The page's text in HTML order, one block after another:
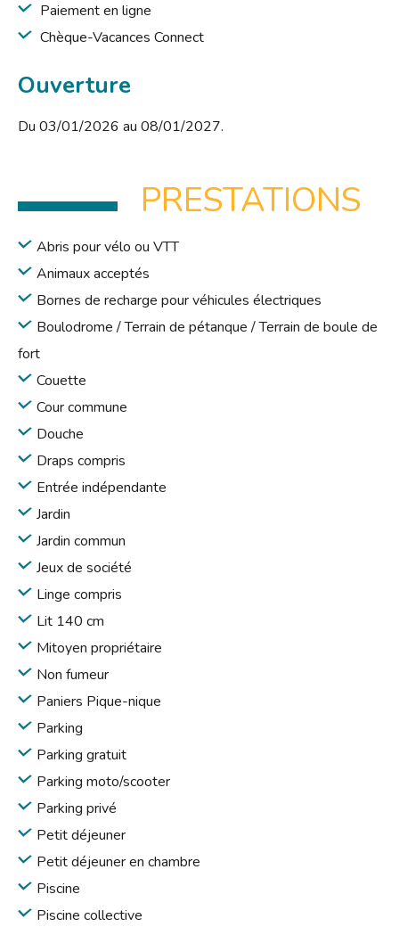
Paiement en ligne
Chèque-Vacances Connect
Ouverture
Du 03/01/2026 au 08/01/2027.
PRESTATIONS
Abris pour vélo ou VTT
Animaux acceptés
Bornes de recharge pour véhicules électriques
Boulodrome / Terrain de pétanque / Terrain de boule de
fort
Couette
Cour commune
Douche
Draps compris
Entrée indépendante
Jardin
Jardin commun
Jeux de société
Linge compris
Lit 140 cm
Mitoyen propriétaire
Non fumeur
Paniers Pique-nique
Parking
Parking gratuit
Parking moto/scooter
Parking privé
Petit déjeuner
Petit déjeuner en chambre
Piscine
Piscine collective